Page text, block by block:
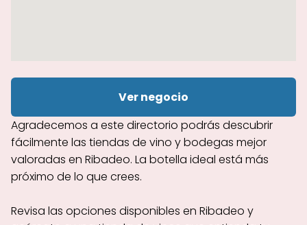
Ver negocio
Agradecemos a este directorio podrás descubrir
fácilmente las tiendas de vino y bodegas mejor
valoradas en Ribadeo. La botella ideal está más
próximo de lo que crees.
Revisa las opciones disponibles en Ribadeo y